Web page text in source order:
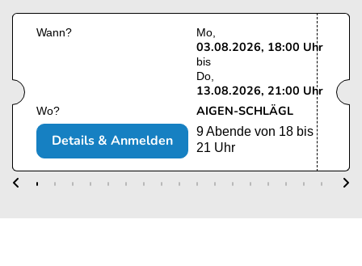
Wann? Mo
03.08.2026, 18:00 Uhr
bis
Do
13.08.2026, 21:00 Uhr
Wo? AIGEN-SCHLÄGL
9 Abende von 18 bis
21 Uhr
Details & Anmelden